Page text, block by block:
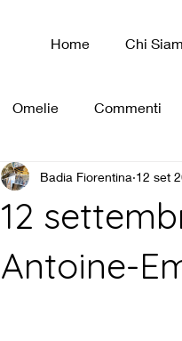
Home Chi
Omelie Commenti
12
Antoine-
Badia Fiorentina 12 set